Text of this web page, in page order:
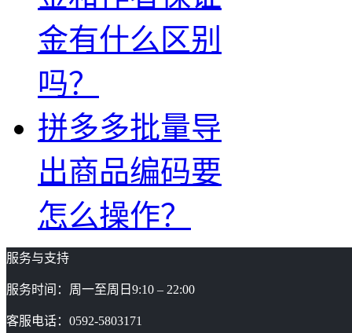
金有什么区别
吗？
拼多多批量导
出商品编码要
怎么操作？
服务与支持
服务时间：周一至周日9:10 – 22:00
客服电话：0592-5803171